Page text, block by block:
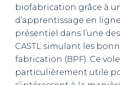
biofabrication grâce à
d’apprentissage en
présentiel dans l’une
CASTL simulant les
fabrication (BPF). Ce
particulièrement utile